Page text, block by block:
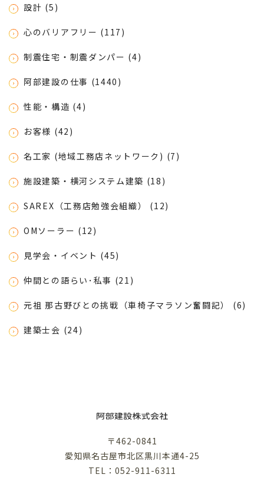
設計 (5)
心のバリアフリー (117)
制震住宅・制震ダンパー (4)
阿部建設の仕事 (1440)
性能・構造 (4)
お客様 (42)
名工家 (地域工務店ネットワーク) (7)
施設建築・横河システム建築 (18)
SAREX（工務店勉強会組織） (12)
OMソーラー (12)
見学会・イベント (45)
仲間との語らい･私事 (21)
元祖 那古野びとの挑戦（車椅子マラソン奮闘記） (6)
建築士会 (24)
〒462-0841
愛知県名古屋市北区黒川本通4-25
TEL：052-911-6311